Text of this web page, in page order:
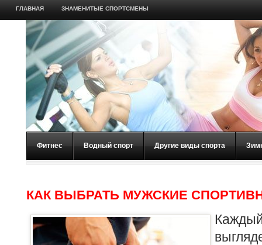
ГЛАВНАЯ ЗНАМЕНИТЫЕ СПОРТСМЕНЫ
Фитнес Водный спорт Другие виды спорта
КАК ВЫБРАТЬ МУЖСКИЕ